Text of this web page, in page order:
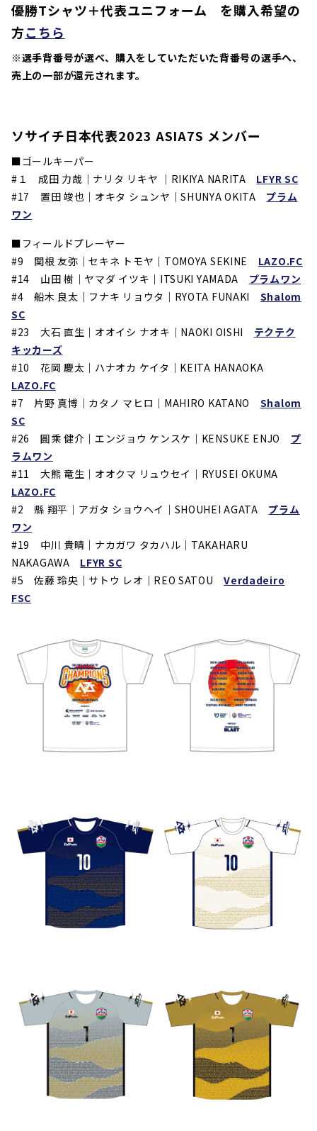
優勝Tシャツ＋代表ユニフォーム を購入希望の
方こちら
※選手背番号が選べ、購入をしていただいた背番号の選手へ、
売上の一部が還元されます。
ソサイチ日本代表2023 ASIA7S メンバー
■ゴールキーパー
#１成田 力哉｜ナリタ リキヤ ｜ RIKIYA NARITA LFYR SC
#17 置田 竣也｜オキタ シュンヤ｜SHUNYA OKITA プラム
ワン
■フィールドプレーヤー
#9 関根 友弥｜セキネ トモヤ｜TOMOYA SEKINE LAZO.FC
#14 山田 樹｜ヤマダ イツキ｜ITSUKI YAMADA プラムワン
#4船木 良太｜フナキ リョウタ｜RYOTA FUNAKI Shalom
SC
#23 大石 直生｜オオイシ ナオキ｜NAOKI OISHI テクテク
キッカーズ
#10 花岡 慶太｜ハナオカ ケイタ｜KEITA HANAOKA
LAZO.FC
#7片野 真博｜カタノ マヒロ｜MAHIRO KATANO Shalom
SC
#26 圓乘 健介｜エンジョウ ケンスケ｜KENSUKE ENJO プ
ラムワン
#11 大熊 竜生｜オオクマ リュウセイ｜RYUSEI OKUMA
LAZO.FC
#2 縣 翔平｜アガタ ショウヘイ｜SHOUHEI AGATA プラム
ワン
#19 中川 貴晴｜ナカガワ タカハル｜TAKAHARU
NAKAGAWA LFYR SC
#5佐藤 玲央｜ サトウ レオ ｜ REO SATOUVerdadeiro
FSC